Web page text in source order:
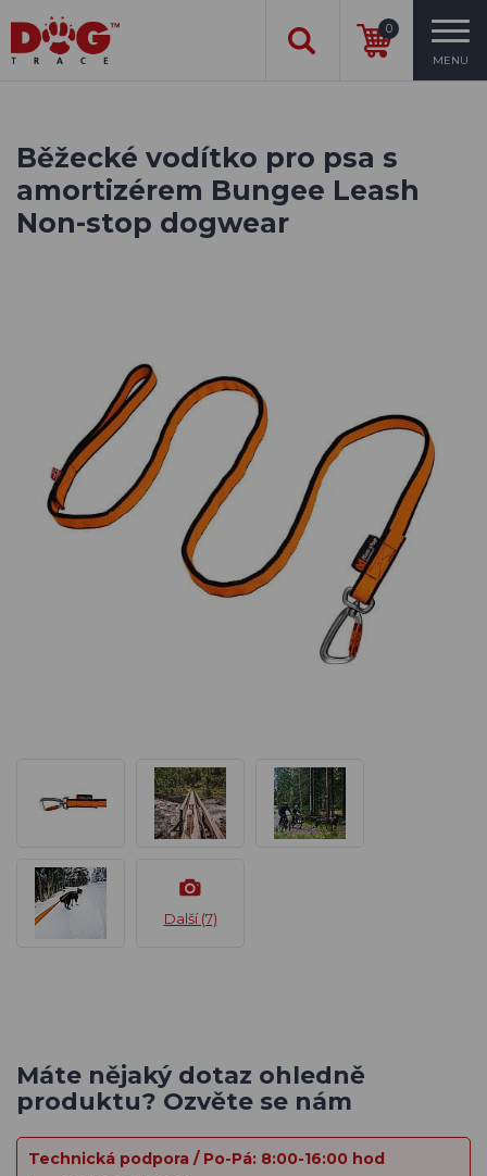
0
MENU
Běžecké vodítko pro psa s
amortizérem Bungee Leash
Non-stop dogwear
Další (7)
Máte nějaký dotaz ohledně
produktu? Ozvěte se nám
Technická podpora / Po-Pá: 8:00-16:00 hod